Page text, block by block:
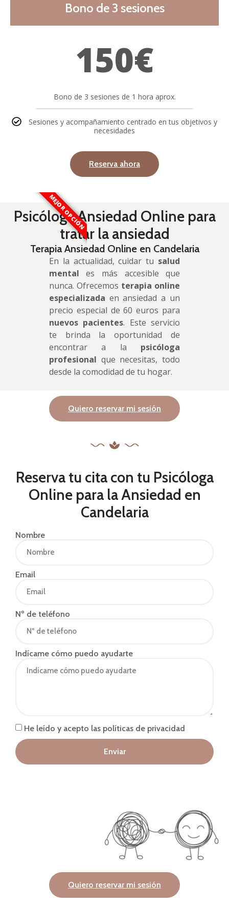
Bono de 3 sesiones
150€
Bono de 3 sesiones de 1 hora aprox.
Sesiones y acompañamiento centrado en tus objetivos y
necesidades
Reserva ahora
MEJOR OPCIÓN
Psicóloga Ansiedad Online para
tratar la ansiedad
Terapia Ansiedad Online en Candelaria
En la actualidad, cuidar tu salud
mental es más accesible que
nunca. Ofrecemos terapia online
especializada en ansiedad a un
precio especial de 60 euros para
nuevos pacientes. Este servicio
te brinda la oportunidad de
encontrar a la psicóloga
profesional que necesitas, todo
desde la comodidad de tu hogar.
Quiero reservar mi sesión
Reserva tu cita con tu Psicóloga
Online para la Ansiedad en
Candelaria
Nombre
Email
Nº de teléfono
Indícame cómo puedo ayudarte
He leído y acepto las políticas de privacidad
Enviar
Quiero reservar mi sesión